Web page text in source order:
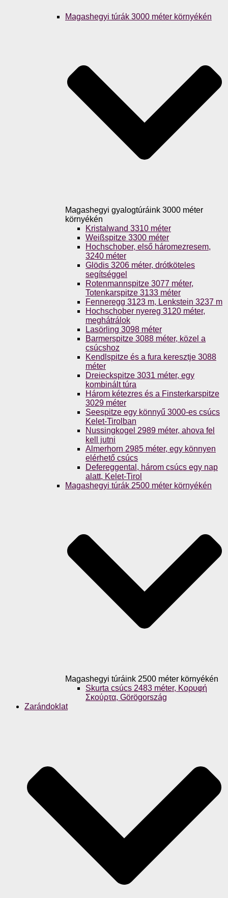
Magashegyi túrák 3000 méter környékén
Magashegyi gyalogtúráink 3000 méter
környékén
Kristalwand 3310 méter
Weißspitze 3300 méter
Hochschober, első háromezresem,
3240 méter
Glödis 3206 méter, drótköteles
segítséggel
Rotenmannspitze 3077 méter,
Totenkarspitze 3133 méter
Fenneregg 3123 m, Lenkstein 3237 m
Hochschober nyereg 3120 méter,
meghátrálok
Lasörling 3098 méter
Barmerspitze 3088 méter, közel a
csúcshoz
Kendlspitze és a fura keresztje 3088
méter
Dreieckspitze 3031 méter, egy
kombinált túra
Három kétezres és a Finsterkarspitze
3029 méter
Seespitze egy könnyű 3000-es csúcs
Kelet-Tirolban
Nussingkogel 2989 méter, ahova fel
kell jutni
Almerhorn 2985 méter, egy könnyen
elérhető csúcs
Defereggental, három csúcs egy nap
alatt, Kelet-Tirol
Magashegyi túrák 2500 méter környékén
Magashegyi túráink 2500 méter környékén
Skurta csúcs 2483 méter, Κορυφή
Σκούρτα, Görögország
Zarándoklat